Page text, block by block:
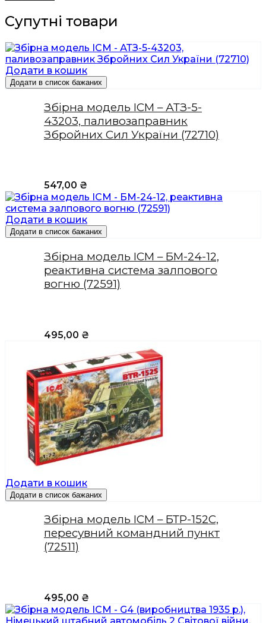
Супутні товари
Додати в кошик
Додати в список бажаних
Збірна модель ICM – АТЗ-5-
43203, паливозаправник
Збройних Сил України (72710)
547,00 ₴
Додати в кошик
Додати в список бажаних
Збірна модель ICM – БМ-24-12,
реактивна система залпового
вогню (72591)
495,00 ₴
Додати в кошик
Додати в список бажаних
Збірна модель ICM – БТР-152С,
пересувний командний пункт
(72511)
495,00 ₴